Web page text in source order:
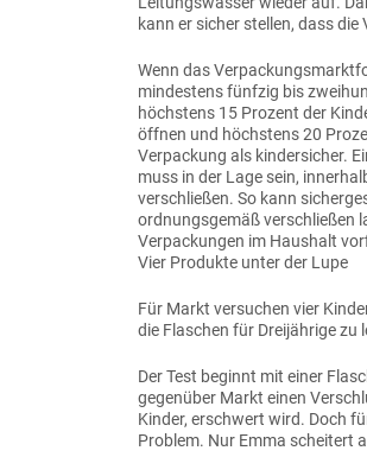
kann er sicher stellen, dass
Wenn das
mindestens fünfzig bis
höchstens 15 Prozent der
öffnen und höchstens 20
Verpackung als kindersicher.
muss in der Lage sein,
verschließen. So kann
ordnungsgemäß verschließen
Verpackungen im Haushalt
Vier Produkte unter der Lupe
Für Markt versuchen vier
die Flaschen für Dreijährige zu
Der Test beginnt mit einer
gegenüber Markt einen
Kinder, erschwert wird. Doch
Problem. Nur Emma scheitert